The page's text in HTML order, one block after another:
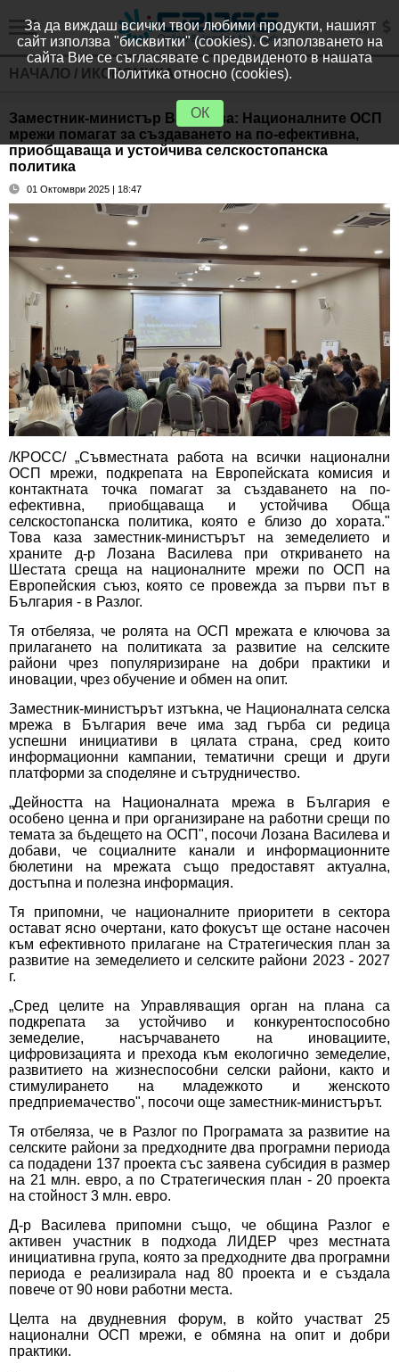
НАЧАЛО / ИКОНОМИКА
Заместник-министър Василева: Националните ОСП
мрежи помагат за създаването на по-ефективна,
приобщаваща и устойчива селскостопанска
политика
01 Октомври 2025 | 18:47
/КРОСС/ „Съвместната работа на всички национални
ОСП мрежи, подкрепата на Европейската комисия и
контактната точка помагат за създаването на по-
ефективна, приобщаваща и устойчива Обща
селскостопанска политика, която е близо до хората."
Това каза заместник-министърът на земеделието и
храните д-р Лозана Василева при откриването на
Шестата среща на националните мрежи по ОСП на
Европейския съюз, която се провежда за първи път в
България - в Разлог.
Тя отбеляза, че ролята на ОСП мрежата е ключова за
прилагането на политиката за развитие на селските
райони чрез популяризиране на добри практики и
иновации, чрез обучение и обмен на опит.
Заместник-министърът изтъкна, че Националната селска
мрежа в България вече има зад гърба си редица
успешни инициативи в цялата страна, сред които
информационни кампании, тематични срещи и други
платформи за споделяне и сътрудничество.
„Дейността на Националната мрежа в България е
особено ценна и при организиране на работни срещи по
темата за бъдещето на ОСП", посочи Лозана Василева и
добави, че социалните канали и информационните
бюлетини на мрежата също предоставят актуална,
достъпна и полезна информация.
Тя припомни, че националните приоритети в сектора
остават ясно очертани, като фокусът ще остане насочен
към ефективното прилагане на Стратегическия план за
развитие на земеделието и селските райони 2023 - 2027
г.
„Сред целите на Управляващия орган на плана са
подкрепата за устойчиво и конкурентоспособно
земеделие, насърчаването на иновациите,
цифровизацията и прехода към екологично земеделие,
развитието на жизнеспособни селски райони, както и
стимулирането на младежкото и женското
предприемачество", посочи още заместник-министърът.
Тя отбеляза, че в Разлог по Програмата за развитие на
селските райони за предходните два програмни периода
са подадени 137 проекта със заявена субсидия в размер
на 21 млн. евро, а по Стратегическия план - 20 проекта
на стойност 3 млн. евро.
Д-р Василева припомни също, че община Разлог е
активен участник в подхода ЛИДЕР чрез местната
инициативна група, която за предходните два програмни
периода е реализирала над 80 проекта и е създала
повече от 90 нови работни места.
Целта на двудневния форум, в който участват 25
национални ОСП мрежи, е обмяна на опит и добри
практики.
За да виждаш всички твои любими продукти, нашият
сайт използва "бисквитки" (cookies). С използването на
сайта Вие се съгласявате с предвиденото в нашата
Политика относно (cookies).
ОК